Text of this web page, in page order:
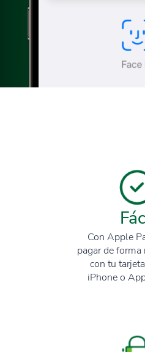
Con Apple
pagar de
con tu
iPhone o